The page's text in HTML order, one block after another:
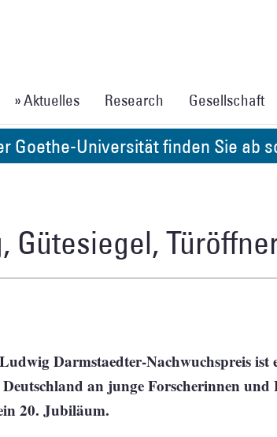
» Aktuelles Research Gesellschaft
Goethe-Universität finden Sie ab
Gütesiegel,
Darmstaedter-Nachwuchspreis ist
an junge Forscherinnen
20. Jubiläum.